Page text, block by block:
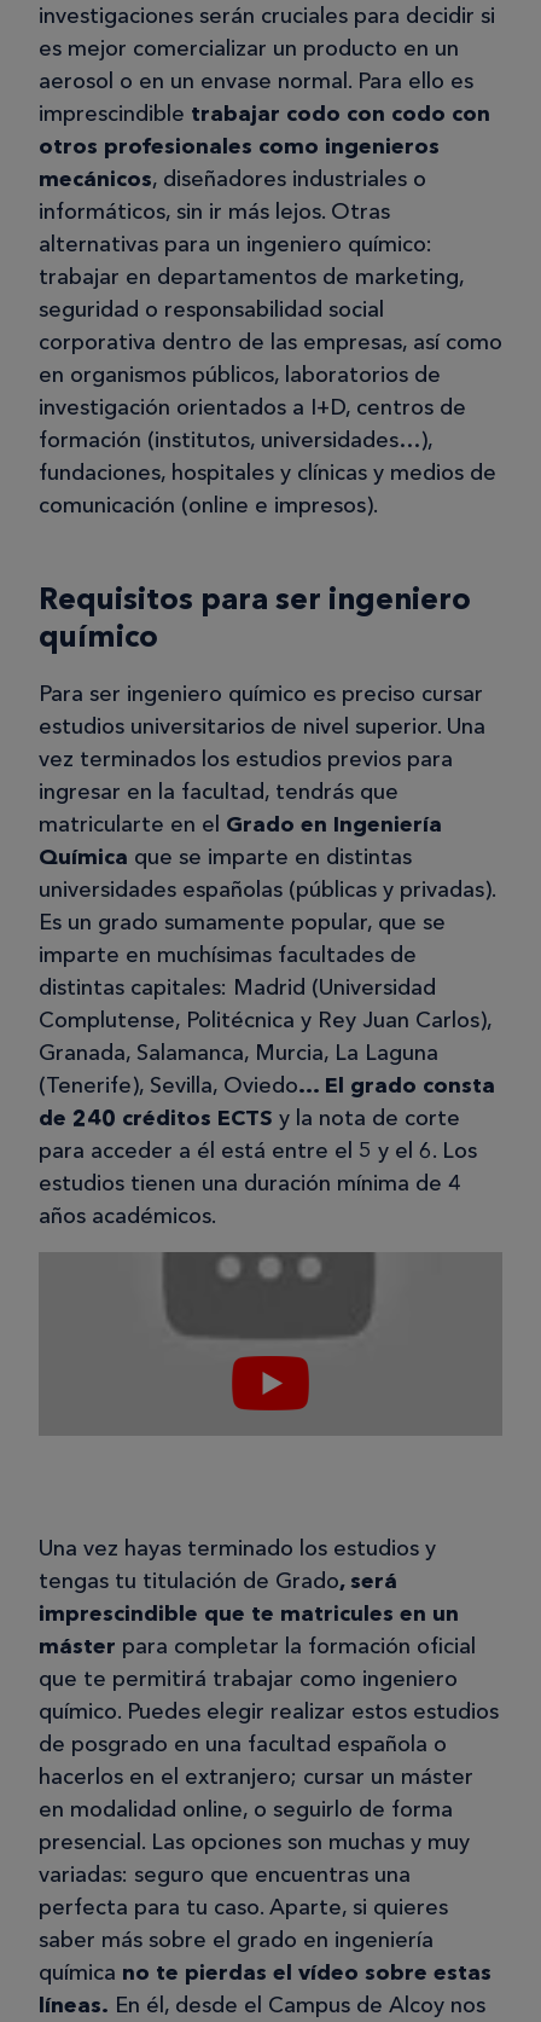
investigaciones serán cruciales para decidir si
es mejor comercializar un producto en un
aerosol o en un envase normal. Para ello es
imprescindible trabajar codo con codo con
otros profesionales como ingenieros
mecánicos, diseñadores industriales o
informáticos, sin ir más lejos. Otras
alternativas para un ingeniero químico:
trabajar en departamentos de marketing,
seguridad o responsabilidad social
corporativa dentro de las empresas, así como
en organismos públicos, laboratorios de
investigación orientados a I+D, centros de
formación (institutos, universidades…),
fundaciones, hospitales y clínicas y medios de
comunicación (online e impresos).
Requisitos para ser ingeniero
químico
Para ser ingeniero químico es preciso cursar
estudios universitarios de nivel superior. Una
vez terminados los estudios previos para
ingresar en la facultad, tendrás que
matricularte en el Grado en Ingeniería
Química que se imparte en distintas
universidades españolas (públicas y privadas).
Es un grado sumamente popular, que se
imparte en muchísimas facultades de
distintas capitales: Madrid (Universidad
Complutense, Politécnica y Rey Juan Carlos),
Granada, Salamanca, Murcia, La Laguna
(Tenerife), Sevilla, Oviedo… El grado consta
de 240 créditos ECTS y la nota de corte
para acceder a él está entre el 5 y el 6. Los
estudios tienen una duración mínima de 4
años académicos.
Una vez hayas terminado los estudios y
tengas tu titulación de Grado, será
imprescindible que te matricules en un
máster para completar la formación oficial
que te permitirá trabajar como ingeniero
químico. Puedes elegir realizar estos estudios
de posgrado en una facultad española o
hacerlos en el extranjero; cursar un máster
en modalidad online, o seguirlo de forma
presencial. Las opciones son muchas y muy
variadas: seguro que encuentras una
perfecta para tu caso. Aparte, si quieres
saber más sobre el grado en ingeniería
química no te pierdas el vídeo sobre estas
líneas. En él, desde el Campus de Alcoy nos